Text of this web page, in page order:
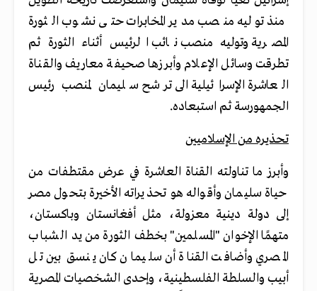
منذ توليه منصب مدير المخابرات حتى نشوب الثورة
المصرية وتوليه منصب نائب الرئيس أثناء الثورة ثم
تطرقت وسائل الإعلام وأبرزها صحيفة معاريف والقناة
العاشرة الإسرائيلية الى ترشح سليمان لمنصب رئيس
الجمهورسة ثم استبعاده.
تحذيره من الإسلاميين
وأبرز ما تناولته القناة العاشرة في عرض مقتطفات من
حياة سليمان وأقواله هو تحذيراته الأخيرة بتحول مصر
إلى دولة دينية معزولة، مثل أفغانستان وباكستان،
متهمًا الإخوان "المسلمين" بخطف الثورة من يد الشباب
المصري وأضافت القناة أن سليمان كان ينسق بين تل
أبيب والسلطة الفلسطينية، وإحدى الشخصيات المصرية